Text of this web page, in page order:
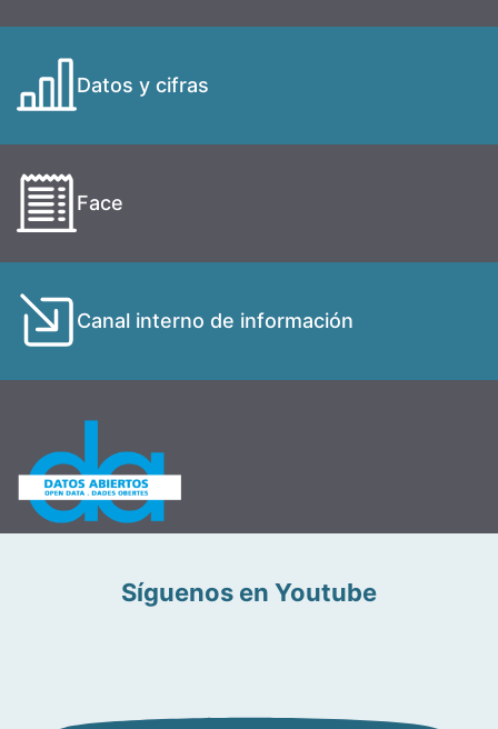
Datos y cifras
Face
Canal interno de información
Síguenos en Youtube